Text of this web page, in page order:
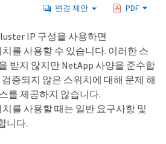
변경 제안 PDF
IP 구성을 사용하면
를 사용할 수 있습니다. 이러한 스
받지 않지만 NetApp 사양을 준수합
증되지 않은 스위치에 대해 문제 해
를 제공하지 않습니다.
를 사용할 때는 일반 요구사항 및
니다.